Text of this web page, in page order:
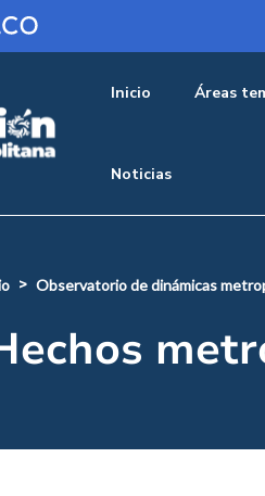
Menu
Inicio Áreas
Noticias
observatorio de dinámicas